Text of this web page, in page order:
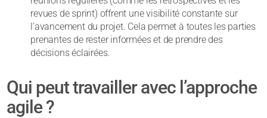
revues de sprint) offrent une visibilité constante sur
l’avancement du projet. Cela permet à toutes les parties
prenantes de rester informées et de prendre des
décisions éclairées.
Qui peut travailler avec l’approche
agile ?